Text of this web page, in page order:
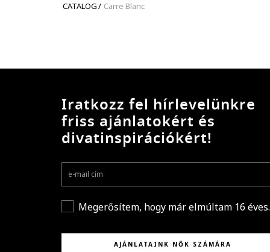
CATALOG/ Carre Blanc
Iratkozz fel hírlevelünkre
friss ajánlatokért és
divatinspirációkért!
Megerősítem, hogy már elmúltam 16 éves.
AJÁNLATAINK NŐK SZÁMÁRA